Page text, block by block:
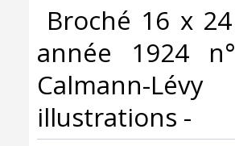
Broché 16 x
année 1924
Calmann-
illustrations -‎